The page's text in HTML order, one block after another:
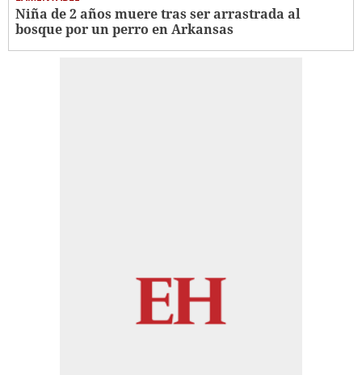
Niña de 2 años muere tras ser arrastrada al
bosque por un perro en Arkansas